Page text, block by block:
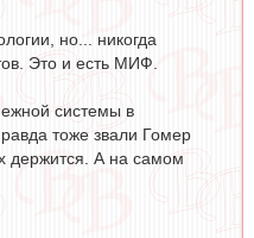
но... никогда
Это и есть МИФ.
системы в
тоже звали Гомер
держится. А на самом